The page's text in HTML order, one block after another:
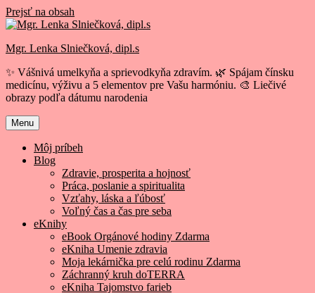
Prejsť na obsah
Mgr. Lenka Slniečková, dipl.s
✨ Vášnivá umelkyňa a sprievodkyňa zdravím. 🌿 Spájam čínsku
medicínu, výživu a 5 elementov pre Vašu harmóniu. 🎨 Liečivé
obrazy podľa dátumu narodenia
Menu
Môj príbeh
Blog
Zdravie, prosperita a hojnosť
Práca, poslanie a spiritualita
Vzťahy, láska a ľúbosť
Voľný čas a čas pre seba
eKnihy
eBook Orgánové hodiny Zdarma
eKniha Umenie zdravia
Moja lekárnička pre celú rodinu Zdarma
Záchranný kruh doTERRA
eKniha Tajomstvo farieb